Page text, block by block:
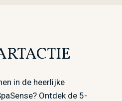
in de heerlijke
Ontdek de 5-